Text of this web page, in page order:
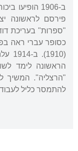
פירסם לראשונה
"ספרות" בעריכת
כסופר עברי ראה
הראשונה לימד
להתמסר כליל